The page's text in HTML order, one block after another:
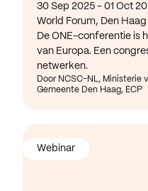
30 Sep 2025 - 01 Oct
World Forum, Den Haag
De ONE-conferentie is
van Europa. Een
netwerken.
Door NCSC-NL, Ministerie
Gemeente Den Haag, ECP
Webinar